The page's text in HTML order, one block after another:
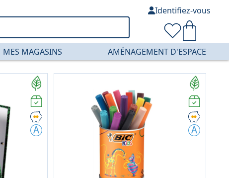
MES MAGASINS AMÉNAGEMENT D'ESPACE
Identifiez-vous